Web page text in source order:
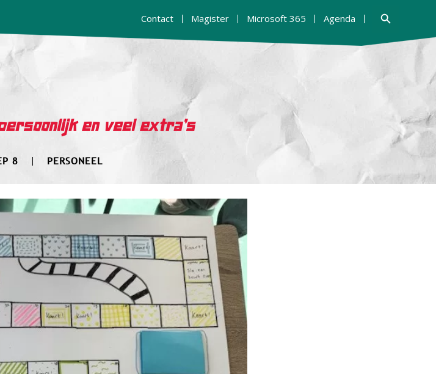
Contact Magister Microsoft 365 Agenda
en veel extra’s
8 PERSONEEL